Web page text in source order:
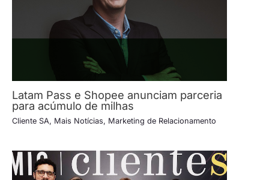
Latam Pass e Shopee anunciam parceria
para acúmulo de milhas
Cliente SA, Mais Notícias, Marketing de Relacionamento